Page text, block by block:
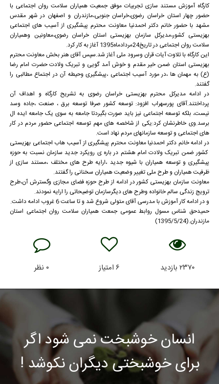
کارگاه آموزش مستند سازی تجربیات موفق جمعیت همیاران سلامت روان اجتماعی با
حضور چهار استان خراسان رضوی،خراسان جنوبی،مازندران و اصفهان در شهر مقدس
مشهد با حضور خانم دکتر احمدنیا معاونت محترم پیشگیری از آسیب های اجتماعی
بهزیستی کشور،مدیرکل سازمان بهزیستی استان خراسان رضوی،معاونین وهمیاران
سلامت روان اجتماعی در تاریخ24مردادماه1395 آغاز به کار کرد.
این کارگاه با تلاوت آیات قران وسرود ملی آغاز شد.سپس آقای هنر بخش معاونت محترم
بهزیستی استان ضمن خیر مقدم و خوش آمد گویی و تبریک ولادت حضرت امام رضا
(ع) به مهمان ها ،در مورد آسیب اجتماعی ،پیشگیری وحیطه آن در اجتماع مطالبی را
گفتند.
در ادامه مدیرکل محترم بهزیستی خراسان رضوی به تشریح کارگاه و اهداف آن
پرداختند.آقای پورسهراب افزود: توسعه کشور صرفا توسعه برق ، صنعت ،جاده وسد
نیست، بلکه توسعه اجتماعی نیز باید صورت بگیردتا جامعه به سوی یک جامعه ایده ال
برسد.وی خاطرنشان کرد:یکی از شاخصه های مهم توسعه اجتماعی حضور مردم در کار
های اجتماعی و توسعه سازمانهای مردم نهاد است.
در ادامه خانم دکتر احمدنیا معاونت محترم پیشگیری از آسیب هاب اجتماعی بهزیستی
کشور ضمن تبریک ولادت امام هشتم در باره ی رویکرد جدید سازمان نسبت به حوزه
پیشگیری و توسعه همیاران با شیوه جدید ،ارایه طرح های مختلف ،مستند سازی از
ظرفیت همیاران و طرح ملی تغییر وضعیت همیاران سخنانی را گفتند.
معاونت سازمان بهزیستی کشور در ادامه از طرح حوزه فضای مجازی وگسترش آن،طرح
ترویج زندگی سالم خانواده وطرح های دیگرسازمان توضیحاتی را ارایه نمودند.
و در ادامه کار آموزش با مدرسی آقای متولی شروع شد و تا ساعت 6 غروب ادامه داشت.
حمیدحق شناس مسول روابط عمومی جمعت همیاران سلامت روان اجتماعی استان
مازندران.(1395/5/24)
۲۳۷۰ بازدید ۶امتیاز ۰ نظر
انسان خوشبخت نمی شود اگر
برای خوشبختی دیگران نکوشد !